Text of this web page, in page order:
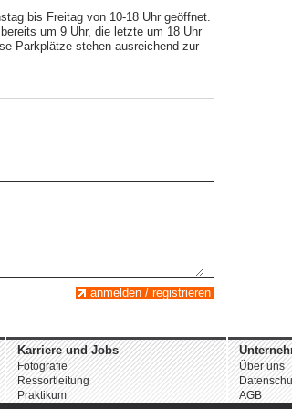
bis Freitag von 10-18 Uhr geöffnet.
um 9 Uhr, die letzte um 18 Uhr
Parkplätze stehen ausreichend zur
anmelden / registrieren
Karriere und Jobs
Fotografie
Ressortleitung
Praktikum
Über uns
AGB